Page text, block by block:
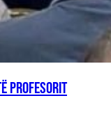
Profesorit